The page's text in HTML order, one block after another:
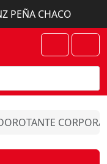
PEÑA CHACO
Account
Cart